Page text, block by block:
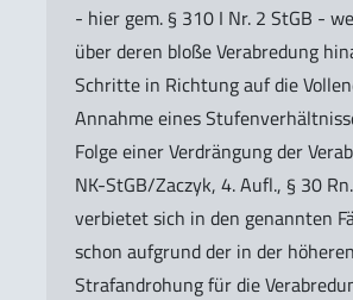
- hier gem. § 310 I Nr. 2 StGB -
über deren bloße Verabredung
Schritte in Richtung auf die
Annahme eines
Folge einer Verdrängung der
NK-StGB/Zaczyk, 4. Aufl., § 30
verbietet sich in den genannten
schon aufgrund der in der höheren
Strafandrohung für die